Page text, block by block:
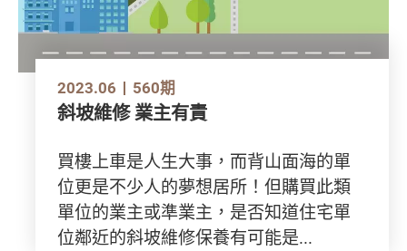
2023.06 560期
斜坡維修 業主有責
買樓上車是人生大事，而背山面海的單
位更是不少人的夢想居所！但購買此類
單位的業主或準業主，是否知道住宅單
位鄰近的斜坡維修保養有可能是...